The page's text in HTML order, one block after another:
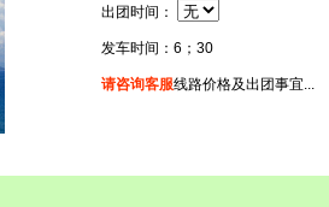
出团时间：
发车时间：6；30
请咨询客服线路价格及出团事宜...